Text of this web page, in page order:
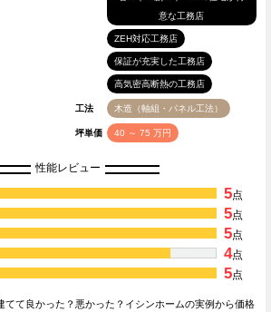
意な工務店
ZEH対応工務店
保証が充実した工務店
高気密高断熱の工務店
工法 木造（軸組・パネル工法）
坪単価 40 ～ 75 万円
性能レビュー
5点
5点
5点
4点
5点
てて良かった？悪かった？イシンホームの実例から価格